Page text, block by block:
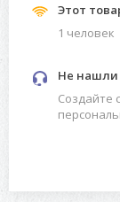
Этот
1 человек
Не нашли
Создайте